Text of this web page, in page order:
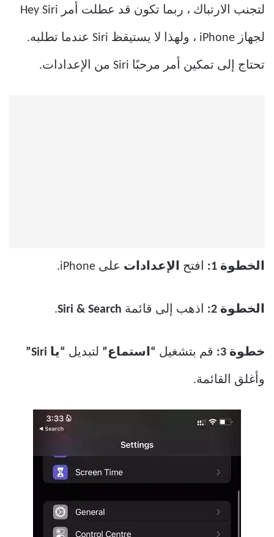
لتجنب الارتباك ، ربما تكون قد عطلت أمر Hey Siri
لجهاز iPhone ، ولهذا لا يستيقظ Siri عندما تطلبه.
تحتاج إلى تمكين أمر مرحبًا Siri من الإعدادات.
الخطوة 1: افتح الإعدادات على iPhone.
الخطوة 2: اذهب إلى قائمة Siri & Search
.
خطوة 3: قم بتشغيل “استماع” لتبديل “يا Siri”
وأغلق القائمة.